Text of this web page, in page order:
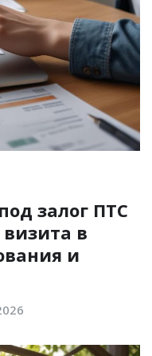
залог ПТС
в
и